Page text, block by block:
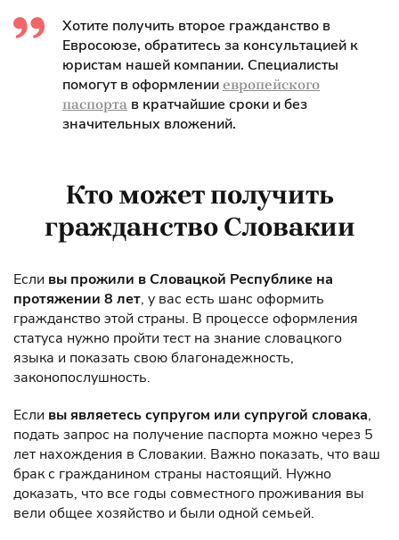
Хотите получить второе гражданство в
Евросоюзе, обратитесь за консультацией к
юристам нашей компании. Специалисты
помогут в оформлении европейского
паспорта в кратчайшие сроки и без
значительных вложений.
Кто может получить
гражданство Словакии
Если вы прожили в Словацкой Республике на
протяжении 8 лет, у вас есть шанс оформить
гражданство этой страны. В процессе оформления
статуса нужно пройти тест на знание словацкого
языка и показать свою благонадежность,
законопослушность.
Если вы являетесь супругом или супругой словака,
подать запрос на получение паспорта можно через 5
лет нахождения в Словакии. Важно показать, что ваш
брак с гражданином страны настоящий. Нужно
доказать, что все годы совместного проживания вы
вели общее хозяйство и были одной семьей.